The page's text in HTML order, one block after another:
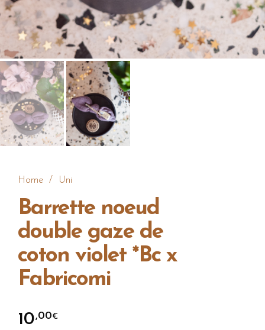
Home / Uni
Barrette noeud
double gaze de
coton violet *Bc x
Fabricomi
10,00€